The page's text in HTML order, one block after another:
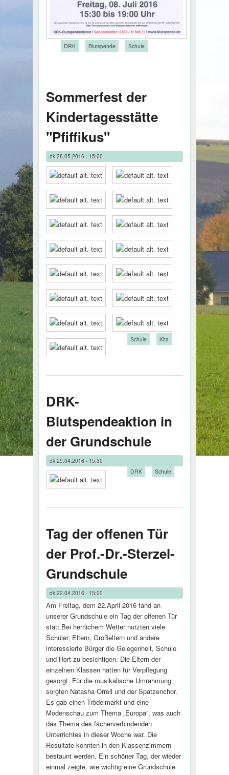
DRK Blutspende Schule
Sommerfest der
Kindertagesstätte
"Pfiffikus"
dk28.05.2016 - 15:00
Schule Kita
DRK-
Blutspendeaktion in
der Grundschule
dk29.04.2016 - 15:30
DRK Schule
Tag der offenen Tür
der Prof.-Dr.-Sterzel-
Grundschule
dk22.04.2016 - 15:00
Am Freitag, dem 22.April 2016 fand an
unserer Grundschule ein Tag der offenen Tür
statt.Bei herrlichem Wetter nutzten viele
Schüler, Eltern, Großeltern und andere
interessierte Bürger die Gelegenheit, Schule
und Hort zu besichtigen. Die Eltern der
einzelnen Klassen hatten für Verpflegung
gesorgt. Für die musikalische Umrahmung
sorgten Natasha Orrell und der Spatzenchor.
Es gab einen Trödelmarkt und eine
Modenschau zum Thema „Europa“, was auch
das Thema des fächerverbindenden
Unterrichtes in dieser Woche war. Die
Resultate konnten in den Klassenzimmern
bestaunt werden. Ein schöner Tag, der wieder
einmal zeigte, wie wichtig eine Grundschule